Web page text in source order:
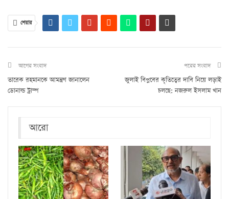
শেয়ার
আগের সংবাদ
তারেক রহমানকে আমন্ত্রণ জানালেন
ডোনাল্ড ট্রাম্প
পরের সংবাদ
জুলাই বিপ্লবের কৃতিত্বের দাবি নিয়ে লড়াই
চলছে: নজরুল ইসলাম খান
আরো